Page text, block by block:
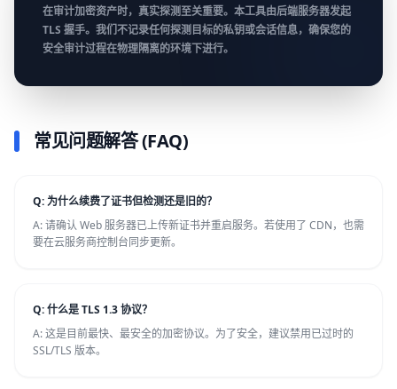
在审计加密资产时，真实探测至关重要。本工具由后端服务器发起
TLS 握手。我们不记录任何探测目标的私钥或会话信息，确保您的
安全审计过程在物理隔离的环境下进行。
常见问题解答 (FAQ)
Q: 为什么续费了证书但检测还是旧的？
A: 请确认 Web 服务器已上传新证书并重启服务。若使用了 CDN，也需
要在云服务商控制台同步更新。
Q: 什么是 TLS 1.3 协议？
A: 这是目前最快、最安全的加密协议。为了安全，建议禁用已过时的
SSL/TLS 版本。